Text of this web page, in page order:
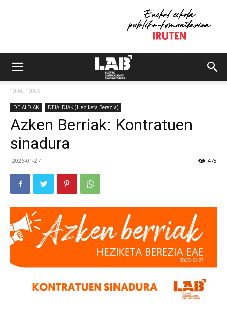
DEIALDIAK
DEIALDIAK DEIALDIAK (Heziketa Berezia)
Azken Berriak: Kontratuen
sinadura
2026-01-27 478